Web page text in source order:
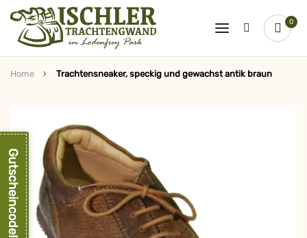
0
Home Trachtensneaker, speckig und gewachst antik braun
springen
Gutscheincode!